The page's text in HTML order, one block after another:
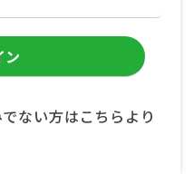
ない方はこちらより